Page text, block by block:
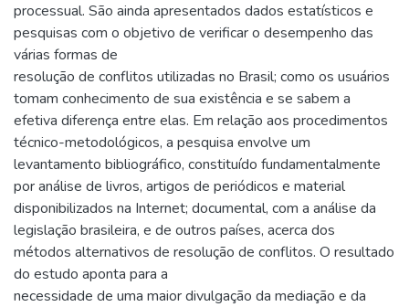
processual. São ainda apresentados dados estatísticos e
pesquisas com o objetivo de verificar o desempenho das
várias formas de
resolução de conflitos utilizadas no Brasil; como os usuários
tomam conhecimento de sua existência e se sabem a
efetiva diferença entre elas. Em relação aos procedimentos
técnico-metodológicos, a pesquisa envolve um
levantamento bibliográfico, constituído fundamentalmente
por análise de livros, artigos de periódicos e material
disponibilizados na Internet; documental, com a análise da
legislação brasileira, e de outros países, acerca dos
métodos alternativos de resolução de conflitos. O resultado
do estudo aponta para a
necessidade de uma maior divulgação da mediação e da